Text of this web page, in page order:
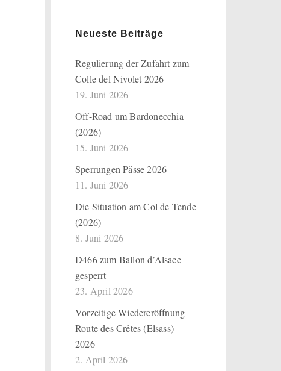
Neueste Beiträge
Regulierung der Zufahrt zum
Colle del Nivolet 2026
19. Juni 2026
Off-Road um Bardonecchia
(2026)
15. Juni 2026
Sperrungen Pässe 2026
11. Juni 2026
Die Situation am Col de Tende
(2026)
8. Juni 2026
D466 zum Ballon d’Alsace
gesperrt
23. April 2026
Vorzeitige Wiedereröffnung
Route des Crêtes (Elsass)
2026
2. April 2026